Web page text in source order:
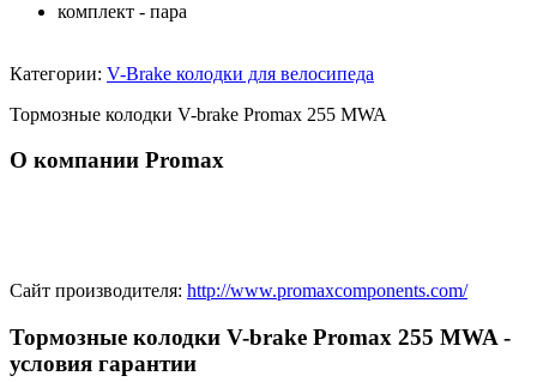
комплект - пара
Категории: V-Brake колодки для велосипеда
Тормозные колодки V-brake Promax 255 MWA
О компании Promax
Сайт производителя: http://www.promaxcomponents.com/
Тормозные колодки V-brake Promax 255 MWA -
условия гарантии